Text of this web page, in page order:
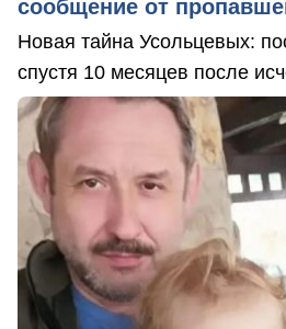
сообщение от
Новая тайна Усольцевых:
спустя 10 месяцев после